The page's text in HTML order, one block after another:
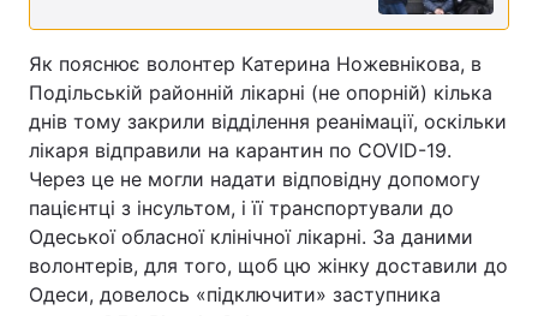
Як пояснює волонтер Катерина Ножевнікова, в
Подільській районній лікарні (не опорній) кілька
днів тому закрили відділення реанімації, оскільки
лікаря відправили на карантин по COVID-19.
Через це не могли надати відповідну допомогу
пацієнтці з інсультом, і її транспортували до
Одеської обласної клінічної лікарні. За даними
волонтерів, для того, щоб цю жінку доставили до
Одеси, довелось «підключити» заступника